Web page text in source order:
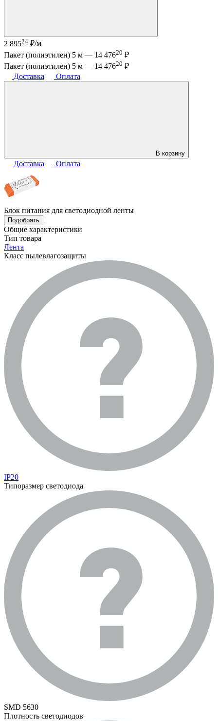
2 89524 ₽/м
Пакет (полиэтилен) 5 м — 14 47620 ₽
Пакет (полиэтилен) 5 м — 14 47620 ₽
Доставка
Оплата
В корзину
Доставка Оплата
Блок питания для светодиодной ленты
Подобрать
Общие характеристики
Тип товара
Лента
Класс пылевлагозащиты
IP20
Типоразмер светодиода
SMD 5630
Плотность светодиодов